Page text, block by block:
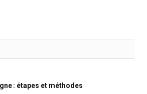
: étapes et méthodes